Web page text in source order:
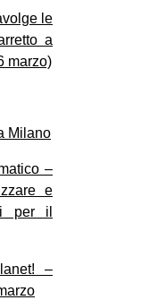
le
a
marzo)
Milano
–
e
per il
–